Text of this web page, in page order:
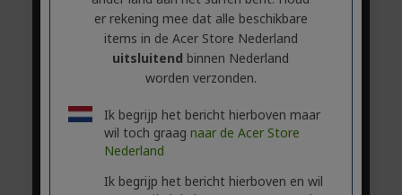
er rekening mee dat alle beschikbare
items in de Acer Store Nederland
uitsluitend binnen Nederland
worden verzonden.
Ik begrijp het bericht hierboven maar
wil toch graag naar de Acer Store
Nederland
Ik begrijp het bericht hierboven en wil